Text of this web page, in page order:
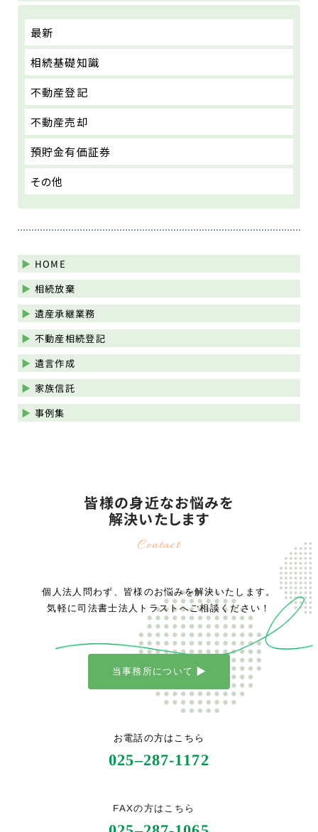
最新
相続基礎知識
不動産登記
不動産売却
預貯金有価証券
その他
HOME
相続放棄
遺産承継業務
不動産相続登記
遺言作成
家族信託
事例集
皆様の身近なお悩みを
解決いたします
Contact
個人法人問わず、皆様のお悩みを解決いたします。
気軽に司法書士法人トラストへご相談ください！
当事務所について
お電話の方はこちら
025–287-1172
FAXの方はこちら